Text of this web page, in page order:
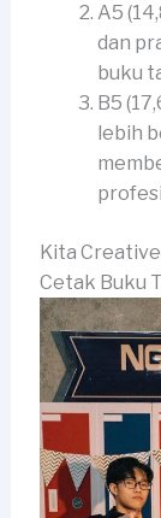
A5
dan
buku
B5
lebih
Kita
Cetak Buku